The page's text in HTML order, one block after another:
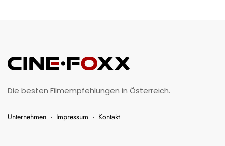
Die besten Filmempfehlungen in Österreich.
Unternehmen · Impressum · Kontakt